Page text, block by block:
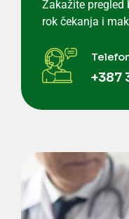
Zakažite pregled
rok čekanja i
+387